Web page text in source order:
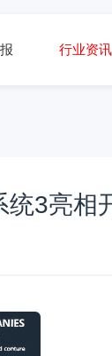
行业资讯
统3亮相